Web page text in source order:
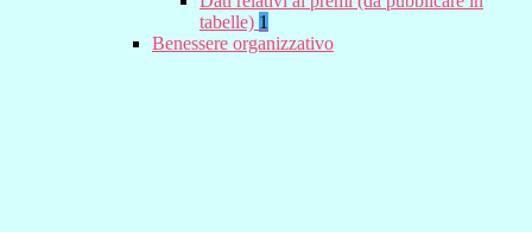
tabelle) 1
Benessere organizzativo